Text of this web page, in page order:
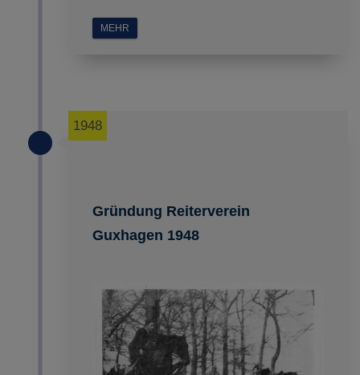
MEHR
Gründung Reiterverein
Guxhagen 1948
1948